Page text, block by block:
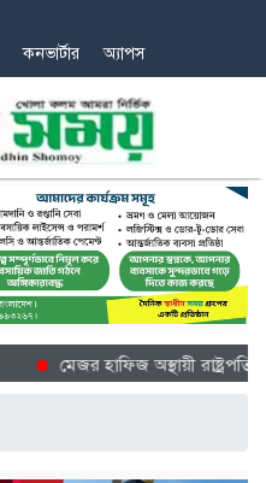
কনভার্টার অ্যাপস
মেজর হাফিজ অস্থায়ী রাষ্ট্রপতি